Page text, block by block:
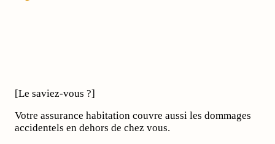
[Le saviez-vous ?]
Votre assurance habitation couvre aussi les dommages
accidentels en dehors de chez vous.